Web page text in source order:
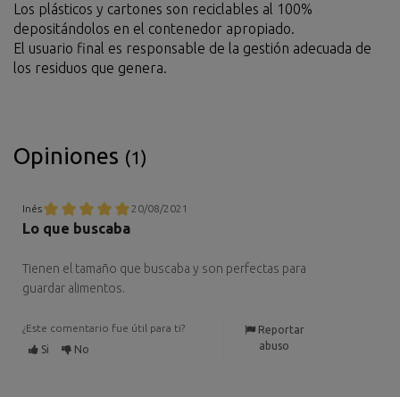
Los plásticos y cartones son reciclables al 100%
depositándolos en el contenedor apropiado.
El usuario final es responsable de la gestión adecuada de
los residuos que genera.
Opiniones (1)
Inés 20/08/2021
Lo que buscaba
Tienen el tamaño que buscaba y son perfectas para
guardar alimentos.
¿Este comentario fue útil para ti?
Si
No
Reportar
abuso